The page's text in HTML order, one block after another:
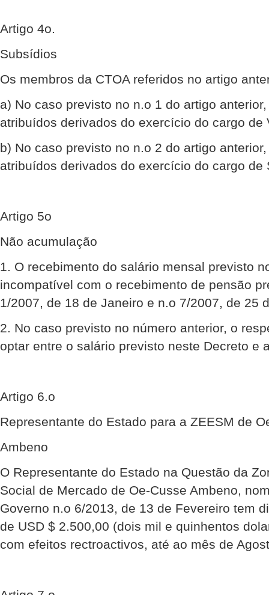
Artigo 4o.
Subsídios
Os membros da CTOA referidos no artigo
a) No caso previsto no n.o 1 do artigo
atribuídos derivados do exercício do cargo de
b) No caso previsto no n.o 2 do artigo
atribuídos derivados do exercício do cargo de
Artigo 5o
Não acumulação
1. O recebimento do salário mensal previsto
incompatível com o recebimento de pensão
1/2007, de 18 de Janeiro e n.o 7/2007, de 25
2. No caso previsto no número anterior, o
optar entre o salário previsto neste Decreto e
Artigo 6.o
Representante do Estado para a ZEESM de
Ambeno
O Representante do Estado na Questão da
Social de Mercado de Oe-Cusse Ambeno,
Governo n.o 6/2013, de 13 de Fevereiro tem
de USD $ 2.500,00 (dois mil e quinhentos
com efeitos rectroactivos, até ao mês de